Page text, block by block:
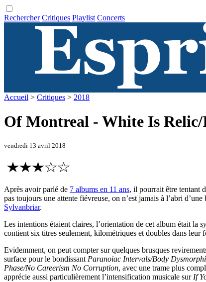
Rechercher Critiques Playlist Concerts
Accueil > Critiques > 2018
Of Montreal - White Is
vendredi 13 avril 2018
Après avoir parlé de 7 albums en 11 ans, il pourrait être tentant
pas toujours une attente fiévreuse, on n’est jamais à l’abri
Sylvanbriar.
Les intentions étaient claires, l’orientation de cet album était la
contient six titres seulement, kilométriques et doubles dans leur
Evidemment, on peut compter sur quelques brusques
surface pour le bondissant Paranoiac Intervals/Body
Phase/No Careerism No Corruption, avec une trame plus
apprécie aussi particulièrement l’intensification musicale sur If